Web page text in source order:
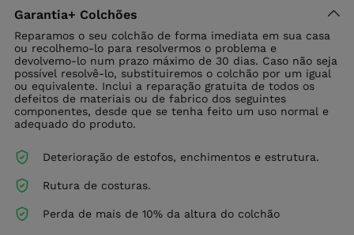
Garantia+ Colchões
Reparamos o seu colchão de forma imediata em sua casa
ou recolhemo-lo para resolvermos o problema e
devolvemo-lo num prazo máximo de 30 dias. Caso não seja
possível resolvê-lo, substituiremos o colchão por um igual
ou equivalente. Inclui a reparação gratuita de todos os
defeitos de materiais ou de fabrico dos seguintes
componentes, desde que se tenha feito um uso normal e
adequado do produto.
Deterioração de estofos, enchimentos e estrutura.
Rutura de costuras.
Perda de mais de 10% da altura do colchão